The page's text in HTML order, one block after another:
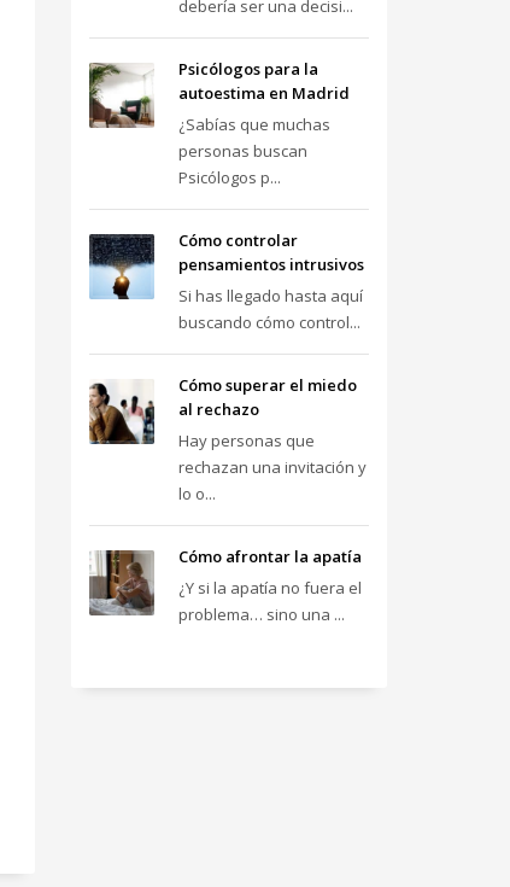
debería ser una decisi...
Psicólogos para la
autoestima en Madrid
¿Sabías que muchas
personas buscan
Psicólogos p...
Cómo controlar
pensamientos intrusivos
Si has llegado hasta aquí
buscando cómo control...
Cómo superar el miedo
al rechazo
Hay personas que
rechazan una invitación y
lo o...
Cómo afrontar la apatía
¿Y si la apatía no fuera el
problema… sino una ...